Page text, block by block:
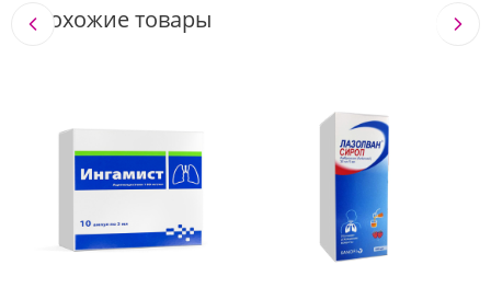
Похожие товары